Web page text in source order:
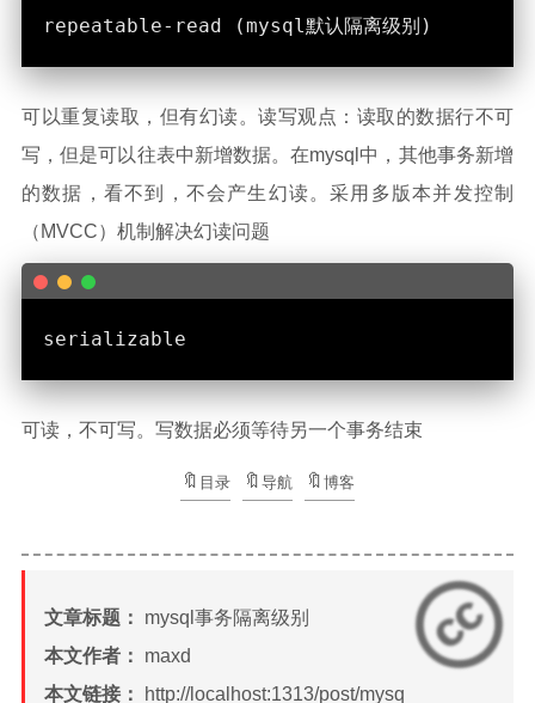
可以重复读取，但有幻读。读写观点：读取的数据行不可
写，但是可以往表中新增数据。在mysql中，其他事务新增
的数据，看不到，不会产生幻读。采用多版本并发控制
（MVCC）机制解决幻读问题
可读，不可写。写数据必须等待另一个事务结束
目录 导航 博客
文章标题：
mysql事务隔离级别
本文作者： maxd
本文链接：
http://localhost:1313/post/mysq